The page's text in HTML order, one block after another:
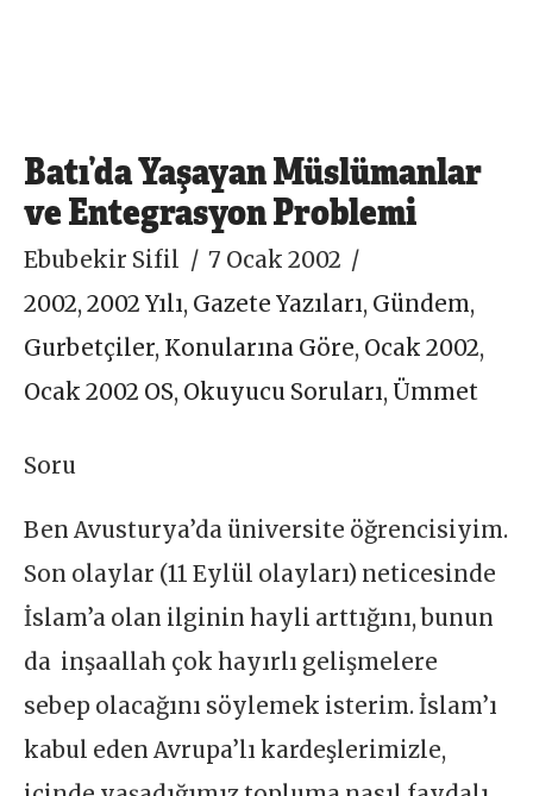
Batı’da Yaşayan Müslümanlar
ve Entegrasyon Problemi
Ebubekir Sifil
7 Ocak 2002
2002,2002 Yılı, Gazete Yazıları, Gündem,
Gurbetçiler, Konularına Göre, Ocak 2002,
Ocak 2002 OS, Okuyucu Soruları, Ümmet
Soru
Ben Avusturya’da üniversite öğrencisiyim.
Son olaylar (11 Eylül olayları) neticesinde
İslam’a olan ilginin hayli arttığını, bunun
da inşaallah çok hayırlı gelişmelere
sebep olacağını söylemek isterim. İslam’ı
kabul eden Avrupa’lı kardeşlerimizle,